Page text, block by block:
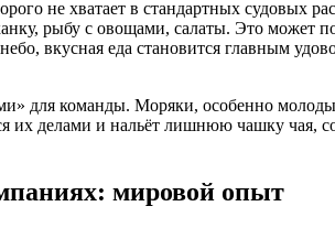
не хватает в стандартных судовых
рыбу с овощами, салаты. Это может
вкусная еда становится главным
для команды. Моряки, особенно
их делами и нальёт лишнюю чашку чая,
мировой опыт